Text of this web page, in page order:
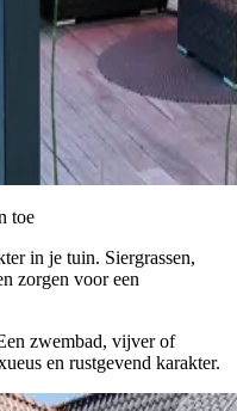
toe
in je tuin. Siergrassen,
zorgen voor een
zwembad, vijver of
en rustgevend karakter.